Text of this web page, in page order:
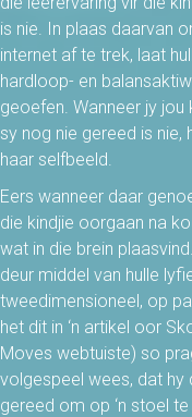
is nie. In plaas daarvan
internet af te trek, laat
hardloop- en
geoefen. Wanneer jy
sy nog nie gereed is nie,
haar selfbeeld.
Eers wanneer daar
die kindjie oorgaan na
wat in die brein
deur middel van hulle
tweedimensioneel, op
het dit in ‘n artikel oor
Moves webtuiste) so
volgespeel wees, dat hy
gereed om op ‘n stoel te